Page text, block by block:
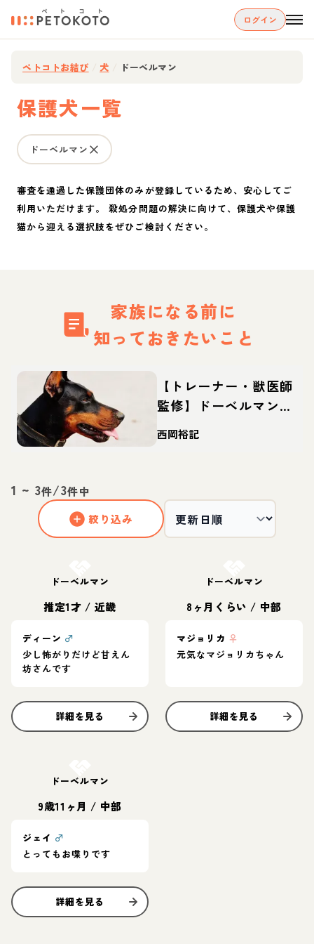
ログイン
ペトコトお結び 犬 ドーベルマン
保護犬一覧
ドーベルマン
審査を通過した保護団体のみが登録しているため、安心してご
利用いただけます。 殺処分問題の解決に向けて、保護犬や保護
猫から迎える選択肢をぜひご検討ください。
家族になる前に
知っておきたいこと
【トレーナー・獣医師
監修】ドーベルマンっ
てどんな犬？性格・特
徴・育て方・迎え方
西岡裕記
1 ~ 3件/3件中
絞り込み
ドーベルマン
推定1才 / 近畿
ディーン ♂
少し怖がりだけど甘えん
坊さんです
詳細を見る
ドーベルマン
8ヶ月くらい / 中部
マジョリカ ♀
元気なマジョリカちゃん
詳細を見る
ドーベルマン
9歳11ヶ月 / 中部
ジェイ ♂
とってもお喋りです
詳細を見る